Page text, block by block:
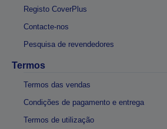
Registo CoverPlus
Contacte-nos
Pesquisa de revendedores
Termos
Termos das vendas
Condições de pagamento e entrega
Termos de utilização